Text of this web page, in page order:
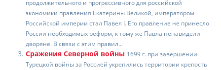
k ni
ki
т
ь
продолжительного и прогрессивного для российской
экономики правления Екатерины Великой, императором
Российской империи стал Павел I. Его правление не принесло
России необходимых реформ, к тому же Павла ненавидели
дворяне. В связи с этим правил...
Сражения Северной войны 1699 г. при завершении
Турецкой войны за Россией укрепились территории крепость